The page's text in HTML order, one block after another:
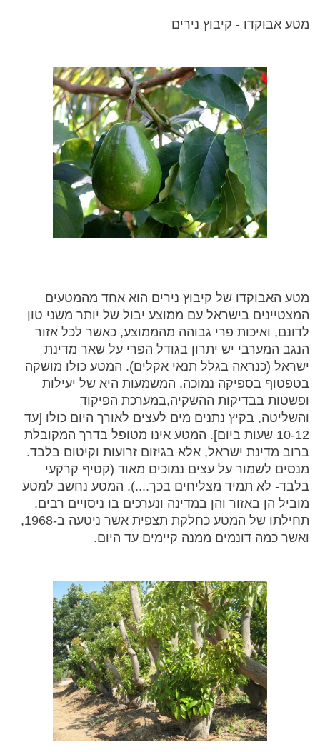
מטע אבוקדו - קיבוץ נירים
מטע האבוקדו של קיבוץ נירים הוא אחד מהמטעים
המצטיינים בישראל עם ממוצע יבול של יותר משני טון
לדונם, ואיכות פרי גבוהה מהממוצע, כאשר לכל אזור
הנגב המערבי יש יתרון בגודל הפרי על שאר מדינת
ישראל (כנראה בגלל תנאי אקלים). המטע כולו מושקה
בטפטוף בספיקה נמוכה, המשמעות היא של יעילות
ופשטות בבדיקות ההשקיה,במערכת הפיקוד
והשליטה, בקיץ נתנים מים לעצים לאורך היום כולו [עד
10-12 שעות ביום]. המטע אינו מטופל בדרך המקובלת
ברוב מדינת ישראל, אלא בגיזום זרועות וקיטום בלבד.
מנסים לשמור על עצים נמוכים מאוד (קטיף קרקעי
בלבד- לא תמיד מצליחים בכך....). המטע נחשב למטע
מוביל הן באזור והן במדינה ונערכים בו ניסויים רבים.
תחילתו של המטע כחלקת תצפית אשר ניטעה ב-1968,
ואשר כמה דונמים ממנה קיימים עד היום.